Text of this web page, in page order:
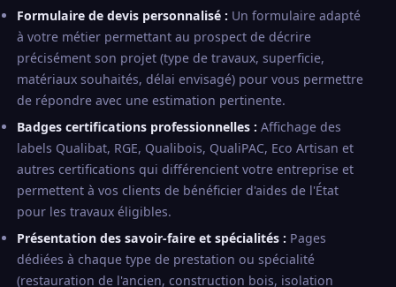
Formulaire de devis personnalisé : Un formulaire adapté
à votre métier permettant au prospect de décrire
précisément son projet (type de travaux, superficie,
matériaux souhaités, délai envisagé) pour vous permettre
de répondre avec une estimation pertinente.
Badges certifications professionnelles : Affichage des
labels Qualibat, RGE, Qualibois, QualiPAC, Eco Artisan et
autres certifications qui différencient votre entreprise et
permettent à vos clients de bénéficier d'aides de l'État
pour les travaux éligibles.
Présentation des savoir-faire et spécialités : Pages
dédiées à chaque type de prestation ou spécialité
(restauration de l'ancien, construction bois, isolation